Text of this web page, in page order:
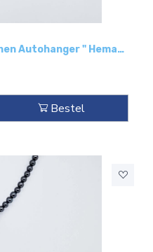
Handgemaakte Natuurstenen Autohanger " Hematiet"- Met metaal hanger - " Allah"
Bestel